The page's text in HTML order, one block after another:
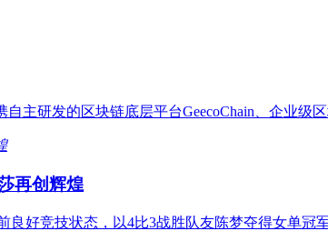
主研发的区块链底层平台GeecoChain、企业级
再创辉煌
好竞技状态，以4比3战胜队友陈梦夺得女单冠